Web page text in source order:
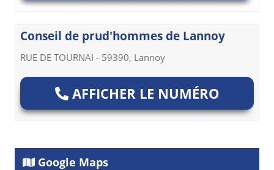
Conseil de prud'hommes de Lannoy
RUE DE TOURNAI - 59390, Lannoy
AFFICHER LE NUMÉRO
Google Maps